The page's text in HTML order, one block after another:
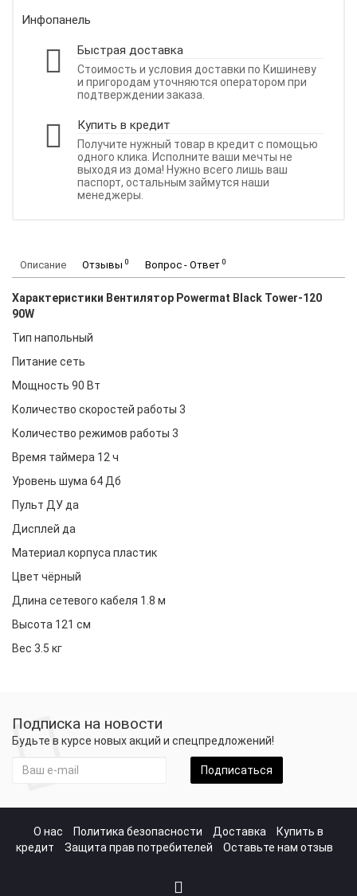
Инфопанель
Быстрая доставка
Стоимость и условия доставки по Кишиневу
и пригородам уточняются оператором при
подтверждении заказа.
Купить в кредит
Получите нужный товар в кредит с помощью
одного клика. Исполните ваши мечты не
выходя из дома! Нужно всего лишь ваш
паспорт, остальным займутся наши
менеджеры.
Описание Отзывы 0 Вопрос - Ответ 0
Характеристики Вентилятор Powermat Black Tower-120
90W
Тип напольный
Питание сеть
Мощность 90 Вт
Количество скоростей работы 3
Количество режимов работы 3
Время таймера 12 ч
Уровень шума 64 Дб
Пульт ДУ да
Дисплей да
Материал корпуса пластик
Цвет чёрный
Длина сетевого кабеля 1.8 м
Высота 121 см
Вес 3.5 кг
Подписка на новости
Будьте в курсе новых акций и спецпредложений!
Подписаться
О нас Политика безопасности Доставка
Купить в
кредит
Защита прав потребителей Оставьте нам отзыв